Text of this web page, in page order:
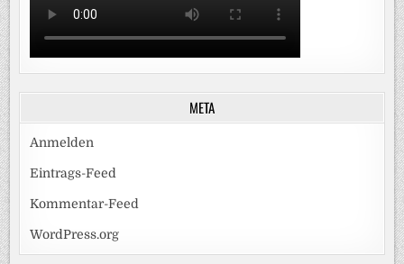
META
Anmelden
Eintrags-Feed
Kommentar-Feed
WordPress.org